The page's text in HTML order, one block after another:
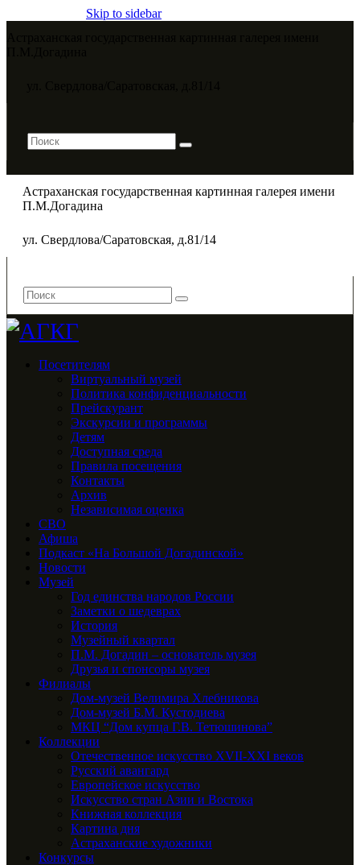
Skip to sidebar
Астраханская государственная картинная галерея имени
П.М.Догадина​
ул. Свердлова/Саратовская, д.81/14
Посетителям
Виртуальный музей
Политика конфиденциальности
Прейскурант
Экскурсии и программы
Детям
Доступная среда
Правила посещения
Контакты
Архив
Независимая оценка
СВО
Афиша
Подкаст «На Большой Догадинской»
Новости
Музей
Год единства народов России
Заметки о шедеврах
История
Музейный квартал
П.М. Догадин – основатель музея
Друзья и спонсоры музея
Филиалы
Дом-музей Велимира Хлебникова
Дом-музей Б.М. Кустодиева
МКЦ “Дом купца Г.В. Тетюшинова”
Коллекции
Отечественное искусство XVII-XXI веков
Русский авангард
Европейское искусство
Искусство стран Азии и Востока
Книжная коллекция
Картина дня
Астраханские художники
Конкурсы